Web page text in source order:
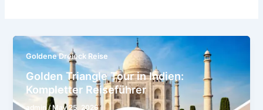
Goldene Dreieck Reise
Golden Triangle Tour in Indien:
Kompletter Reiseführer
admin/May 25, 2026